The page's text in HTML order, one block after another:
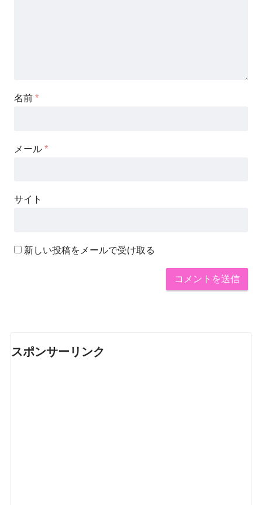
名前 *
メール *
サイト
新しい投稿をメールで受け取る
スポンサーリンク